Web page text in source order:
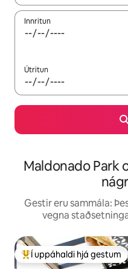
Innritun
Útritun
Maldonado Park
Gestir eru sammála:
vegna
Í mestu uppáhaldi hjá
Í uppáhaldi hjá gestum